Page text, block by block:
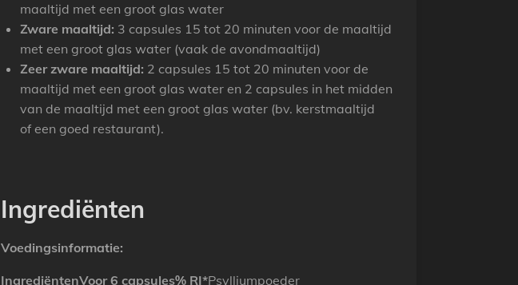
maaltijd met een groot glas water
Zware maaltijd: 3 capsules 15 tot 20 minuten voor de maaltijd
met een groot glas water (vaak de avondmaaltijd)
Zeer zware maaltijd: 2 capsules 15 tot 20 minuten voor de
maaltijd met een groot glas water en 2 capsules in het midden
van de maaltijd met een groot glas water (bv. kerstmaaltijd
of een goed restaurant).
Ingrediënten
Voedingsinformatie:
IngrediëntenVoor 6 capsules% RI*Psylliumpoeder